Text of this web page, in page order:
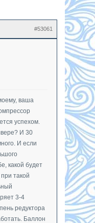
#53061
ваша
успехом.
И 30
И если
какой будет
такой
3-4
редуктора
Баллон